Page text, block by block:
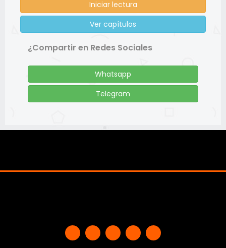
Iniciar lectura
Ver capítulos
¿Compartir en Redes Sociales
Whatsapp
Telegram